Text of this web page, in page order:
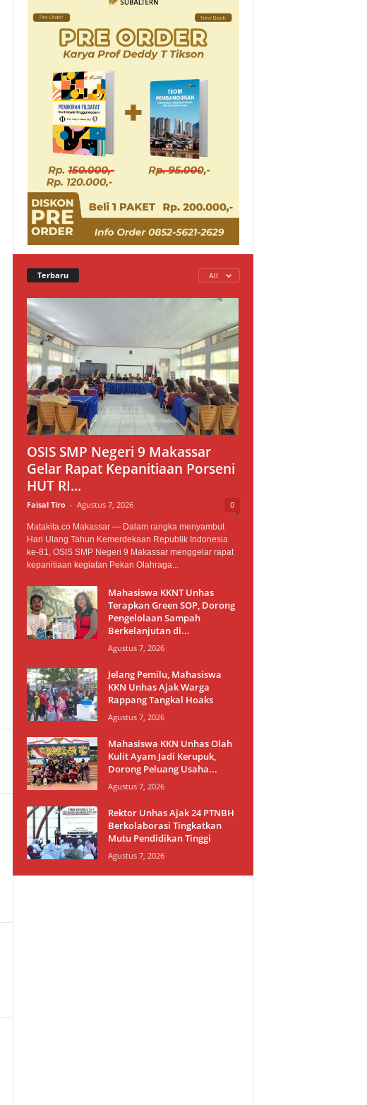
Terbaru All
OSIS SMP Negeri 9 Makassar
Gelar Rapat Kepanitiaan Porseni
HUT RI...
Faisal Tiro - Agustus 7, 2026 0
Matakita.co Makassar — Dalam rangka menyambut
Hari Ulang Tahun Kemerdekaan Republik Indonesia
ke-81, OSIS SMP Negeri 9 Makassar menggelar rapat
kepanitiaan kegiatan Pekan Olahraga...
Mahasiswa KKNT Unhas
Terapkan Green SOP, Dorong
Pengelolaan Sampah
Berkelanjutan di...
Agustus 7, 2026
Jelang Pemilu, Mahasiswa
KKN Unhas Ajak Warga
Rappang Tangkal Hoaks
Agustus 7, 2026
Mahasiswa KKN Unhas Olah
Kulit Ayam Jadi Kerupuk,
Dorong Peluang Usaha...
Agustus 7, 2026
Rektor Unhas Ajak 24 PTNBH
Berkolaborasi Tingkatkan
Mutu Pendidikan Tinggi
Agustus 7, 2026